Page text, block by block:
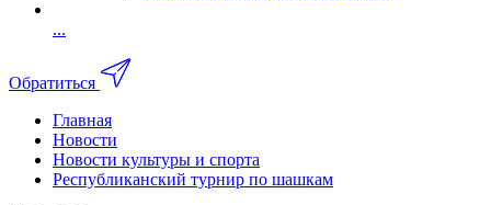
...
Обратиться
Главная
Новости
Новости культуры и спорта
Республиканский турнир по шашкам